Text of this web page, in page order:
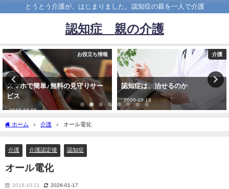
とうとう介護が、はじまりました。認知症の親を一人で介護
認知症 親の介護
お役立ち情報
スマホで簡単♪無料の見守りサー
ビス
2019-10-06
介護
認知症は、治せるのか
2020-10-18
ホーム 介護 オール電化
介護 介護認定後 認知症
オール電化
2018-10-21 2026-01-17